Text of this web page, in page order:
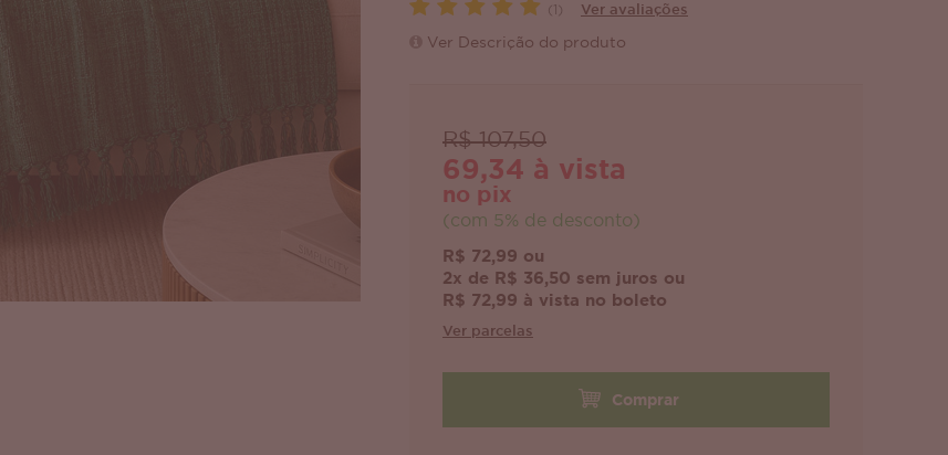
(1) Ver avaliações
Ver Descrição do produto
R$ 107,50
69,34 à vista
no pix
(com 5% de desconto)
R$ 72,99 ou
2x de R$ 36,50 sem juros ou
R$ 72,99 à vista no boleto
Ver parcelas
Comprar